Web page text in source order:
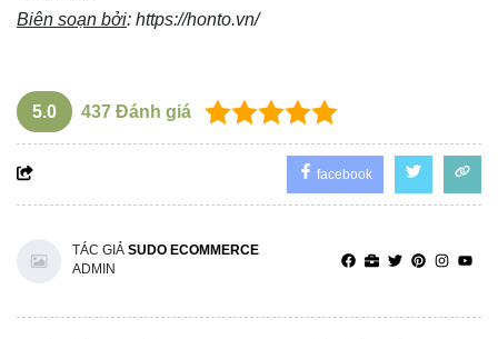
Biên soạn bởi: https://honto.vn/
5.0 437 Đánh giá
facebook
TÁC GIẢ SUDO ECOMMERCE
ADMIN